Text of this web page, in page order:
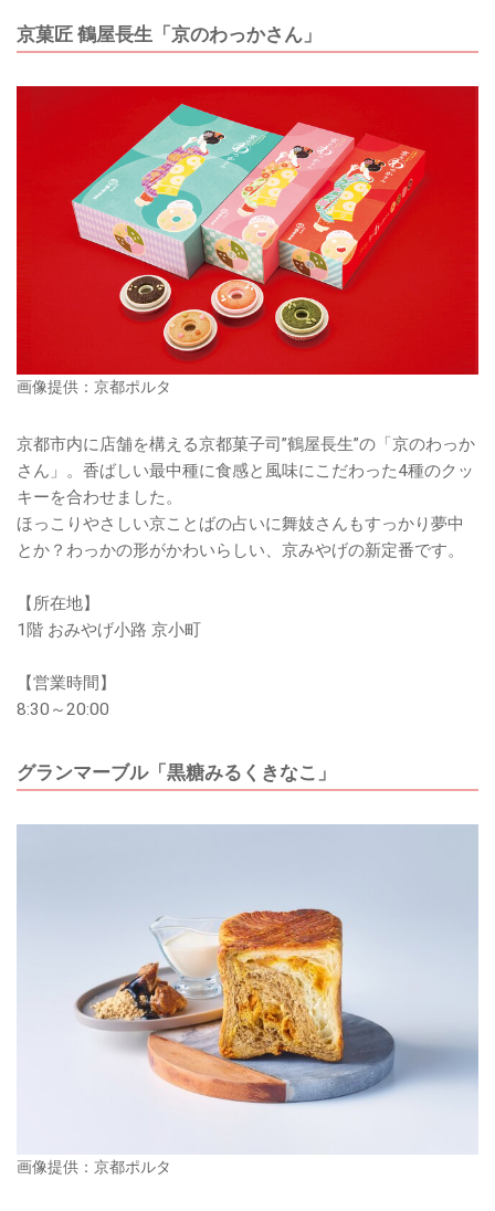
京菓匠 鶴屋長生「京のわっかさん」
画像提供：京都ポルタ
京都市内に店舗を構える京都菓子司”鶴屋長生”の「京のわっか
さん」。香ばしい最中種に食感と風味にこだわった4種のクッ
キーを合わせました。
ほっこりやさしい京ことばの占いに舞妓さんもすっかり夢中
とか？わっかの形がかわいらしい、京みやげの新定番です。
【所在地】
1階 おみやげ小路 京小町
【営業時間】
8:30～20:00
グランマーブル「黒糖みるくきなこ」
画像提供：京都ポルタ